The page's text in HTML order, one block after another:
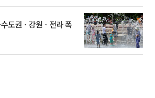
도권ㆍ강원ㆍ전라 폭